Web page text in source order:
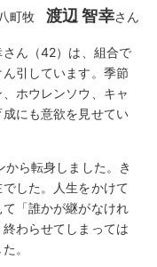
町牧 渡辺 智幸さん
ん（42）は、組合で
引しています。季節
ホウレンソウ、キャ
にも意欲を見せてい
ら転身しました。き
した。人生をかけて
「誰かが継がなけれ
わらせてしまっては
。